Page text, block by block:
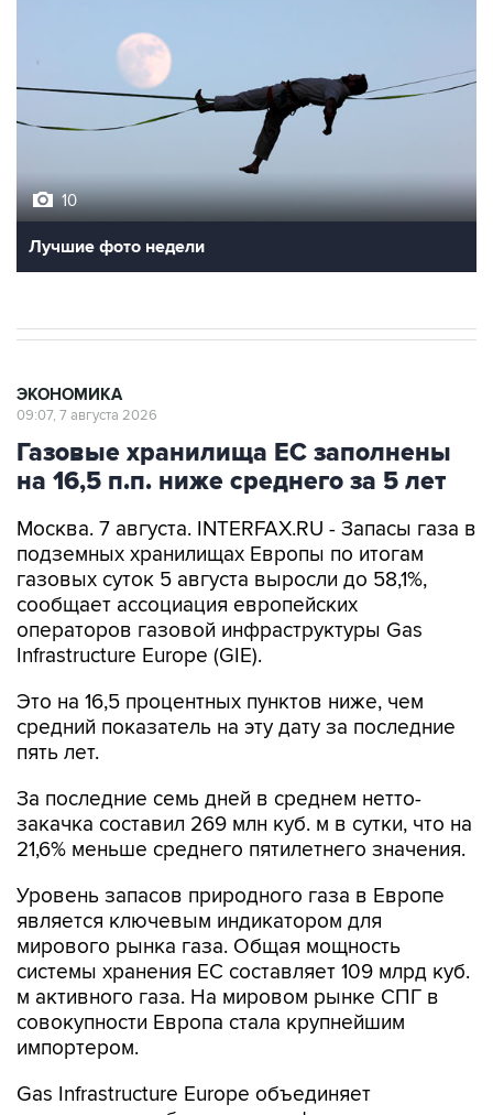
Лучшие фото недели
Газовые хранилища ЕС заполнены
на 16,5 п.п. ниже среднего за 5 лет
Москва. 7 августа. INTERFAX.RU - Запасы газа в
газовых суток 5 августа выросли до 58,1%,
сообщает ассоциация европейских
операторов газовой инфраструктуры Gas
Infrastructure Europe (GIE).
Это на 16,5 процентных пунктов ниже, чем
пять лет.
За последние семь дней в среднем нетто-
21,6% меньше среднего пятилетнего значения.
Уровень запасов природного газа в Европе
мирового рынка газа. Общая мощность
системы хранения ЕС составляет 109 млрд куб.
м активного газа. На мировом рынке СПГ в
совокупности Европа стала крупнейшим
импортером.
Gas Infrastructure Europe объединяет
транспортировки, хранения газа и сжиженного